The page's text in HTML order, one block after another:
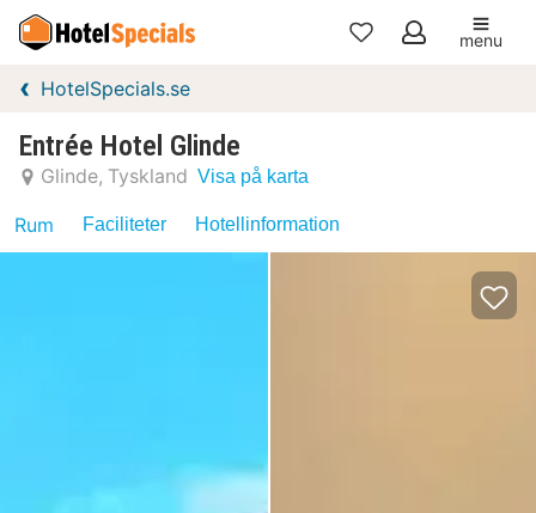
Mina
menu
HotelSpecials.se
Entrée Hotel Glinde
Glinde Tyskland Visa på karta
Rum Faciliteter Hotellinformation